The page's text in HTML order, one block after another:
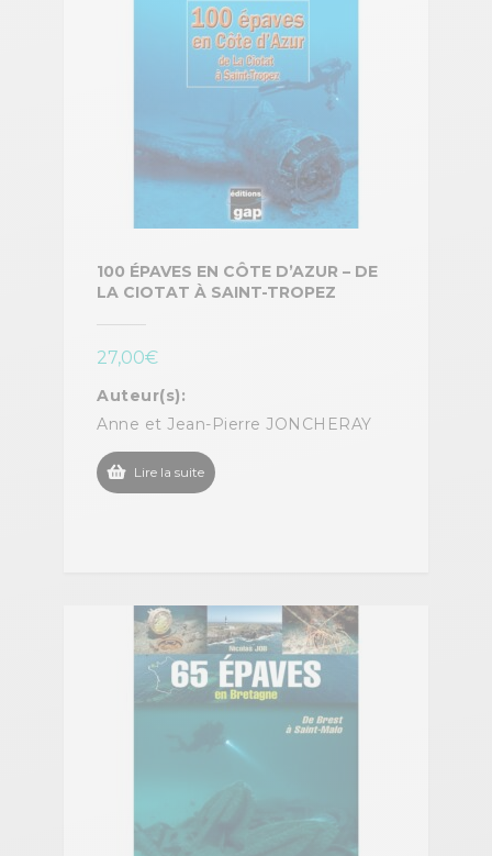
100 ÉPAVES EN CÔTE D’AZUR – DE
LA CIOTAT À SAINT-TROPEZ
27,00€
Auteur(s):
Anne et Jean-Pierre JONCHERAY
Lire la suite